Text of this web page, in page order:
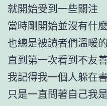
就開始受到一些關注
當時剛開始並沒有什
也總是被讀者們溫暖
直到第一次看到不友
我記得我一個人躲在
只是一直問著自己我